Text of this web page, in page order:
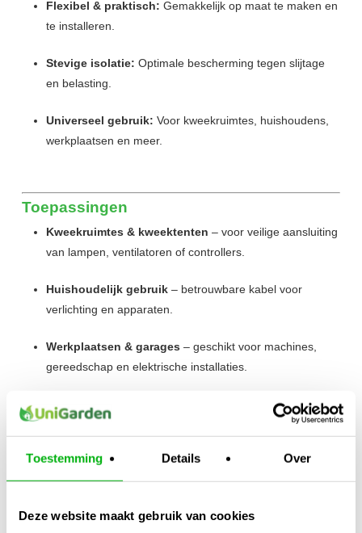
Toestemming Details Over
Deze website maakt gebruik van cookies
Flexibel & praktisch: Gemakkelijk op maat te maken en
te installeren.
Stevige isolatie: Optimale bescherming tegen slijtage
en belasting.
Universeel gebruik: Voor kweekruimtes, huishoudens,
werkplaatsen en meer.
Toepassingen
Kweekruimtes & kweektenten – voor veilige aansluiting
van lampen, ventilatoren of controllers.
Huishoudelijk gebruik– betrouwbare kabel voor
verlichting en apparaten.
Werkplaatsen & garages – geschikt voor machines,
gereedschap en elektrische installaties.
Projecten & doe-het-zelf
– altijd de juiste lengte, ideaal
veilige oplossingvoor het aansluiten van al je elektrische